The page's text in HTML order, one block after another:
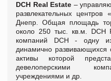
DCH Real Estate –
развлекательных
Днепр. Общая площадь
около 250 тыс. кв.м. DCH
компаний DCH - одну
динамично развивающихся
активы которой
девелоперскими
учреждениями и др.